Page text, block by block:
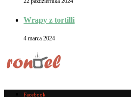
Wrapy z tortilli
4 marca 2024
Facebook